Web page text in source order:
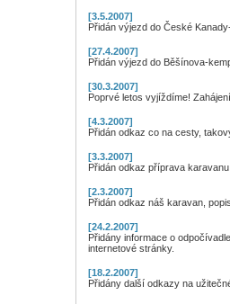
[3.5.2007]
Přidán výjezd do České
[27.4.2007]
Přidán výjezd do Běšínova-
[30.3.2007]
Poprvé letos vyjíždíme!
[4.3.2007]
Přidán odkaz co na cesty,
[3.3.2007]
Přidán odkaz příprava
[2.3.2007]
Přidán odkaz náš karavan,
[24.2.2007]
Přidány informace o
internetové stránky.
[18.2.2007]
Přidány další odkazy na